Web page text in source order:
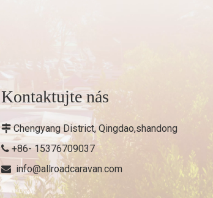
Kontaktujte nás
Chengyang District, Qingdao,shandong
 +86- 15376709037
 info@allroadcaravan.com